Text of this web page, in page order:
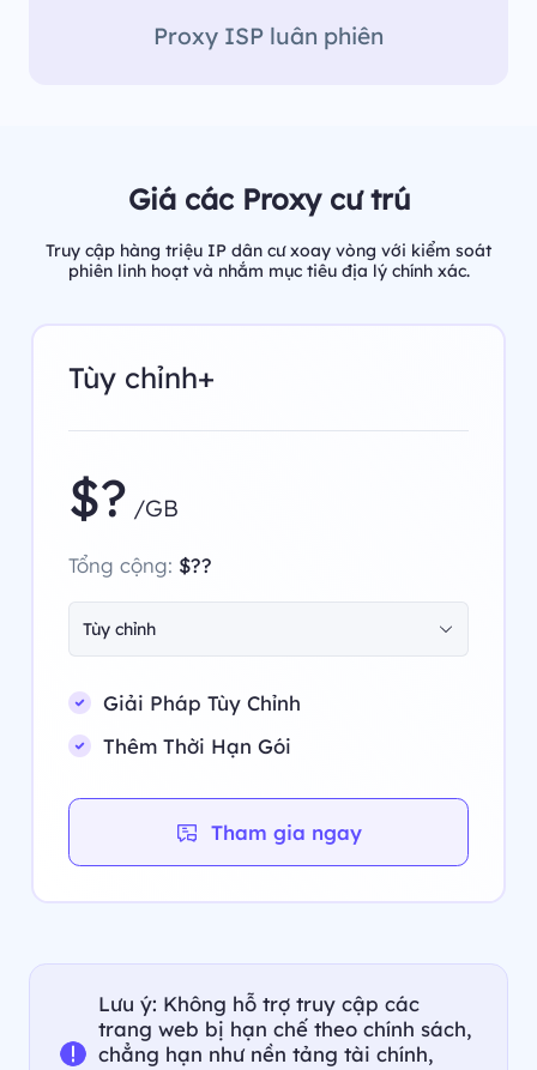
Proxy ISP luân phiên
Giá các Proxy cư trú
Truy cập hàng triệu IP dân cư xoay vòng với kiểm soát
phiên linh hoạt và nhắm mục tiêu địa lý chính xác.
Tùy chỉnh+
$? /GB
Tổng cộng: $??
Tùy chỉnh
Giải Pháp Tùy Chỉnh
Thêm Thời Hạn Gói
Tham gia ngay
Lưu ý: Không hỗ trợ truy cập các
trang web bị hạn chế theo chính sách,
chẳng hạn như nền tảng tài chính,